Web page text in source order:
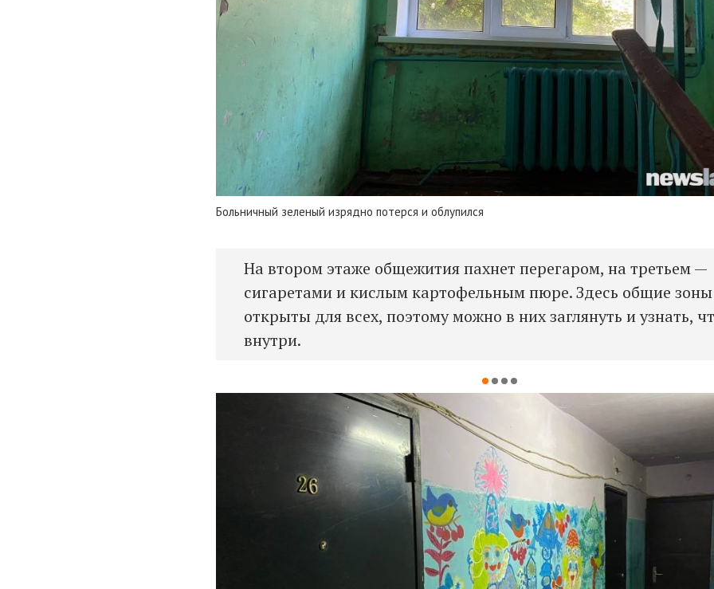
Больничный зеленый изрядно потерся и облупился
На втором этаже общежития пахнет перегаром, на третьем —
сигаретами и кислым картофельным пюре. Здесь общие зоны
открыты для всех, поэтому можно в них заглянуть и узнать,
внутри.